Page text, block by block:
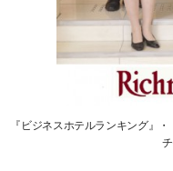
『ビジネスホテルランキング』